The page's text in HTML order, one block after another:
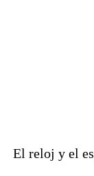
El reloj y el